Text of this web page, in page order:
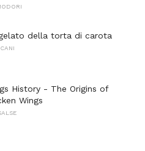
della torta di carota
History - The Origins of
Wings